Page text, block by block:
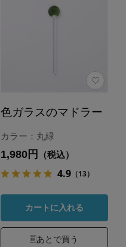
色ガラスのマドラー
カラー：丸緑
1,980円 （税込）
4.9（13）
カートに入れる
あとで買う